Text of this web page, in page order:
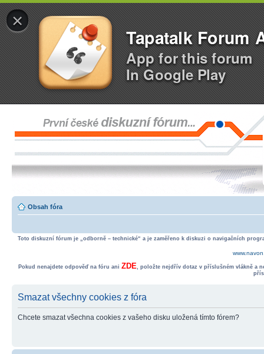
×
Tapatalk Forum
App for this forum
In Google Play
Obsah fóra
Toto diskuzní fórum je „odborně – technické“ a je zaměřeno k diskuzi o navigačních
Pokud nenajdete odpověď na fóru ani ZDE, položte nejdřív dotaz v příslušném vlákně a
Smazat všechny cookies z fóra
Chcete smazat všechna cookies z vašeho disku uložená tímto fórem?